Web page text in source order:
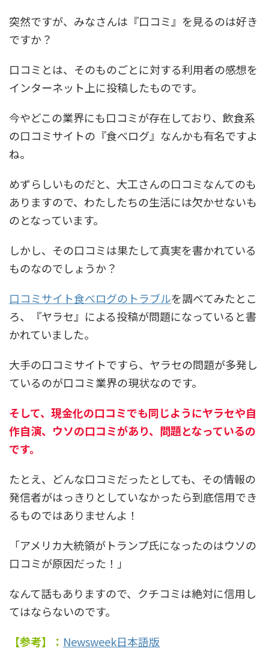
突然ですが、みなさんは 『口コミ』 を見るのは好き
ですか？
口コミとは、そのものごとに対する利用者の感想を
インターネット上に投稿したものです。
今やどこの業界にも口コミが存在しており、飲食系
の口コミサイトの 『食べログ』 なんかも有名ですよ
ね。
めずらしいものだと、大工さんの口コミなんてのも
ありますので、わたしたちの生活には欠かせないも
のとなっています。
しかし、その口コミは果たして真実を書かれている
ものなのでしょうか？
口コミサイト食べログのトラブルを調べてみたとこ
ろ、
『ヤラセ』 による投稿が問題になっていると書
かれていました。
大手の口コミサイトですら、ヤラセの問題が多発し
ているのが口コミ業界の現状なのです。
そして、現金化の口コミでも同じようにヤラセや自
作自演、ウソの口コミがあり、問題となっているの
です。
たとえ、どんな口コミだったとしても、その情報の
発信者がはっきりとしていなかったら到底信用でき
るものではありませんよ！
「アメリカ大統領がトランプ氏になったのはウソの
口コミが原因だった！」
なんて話もありますので、クチコミは絶対に信用し
てはならないのです。
【参考】： Newsweek日本語版